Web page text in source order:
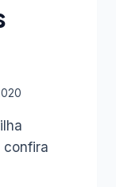
confira